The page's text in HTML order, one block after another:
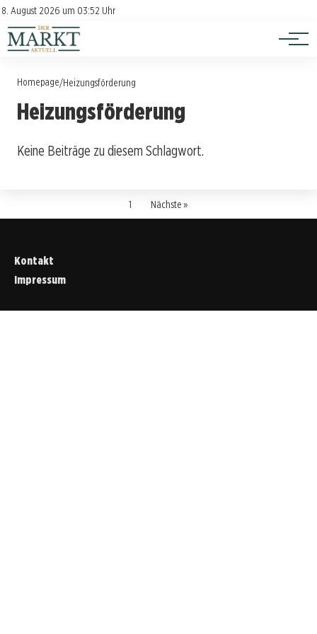
8. August 2026 um 03:52 Uhr
Kontakt
Impressum
Investition
Verbraucherschutz
Homepage/Heizungsförderung
Heizungsförderung
Keine Beiträge zu diesem Schlagwort.
1 Nächste »
Kontakt
Impressum